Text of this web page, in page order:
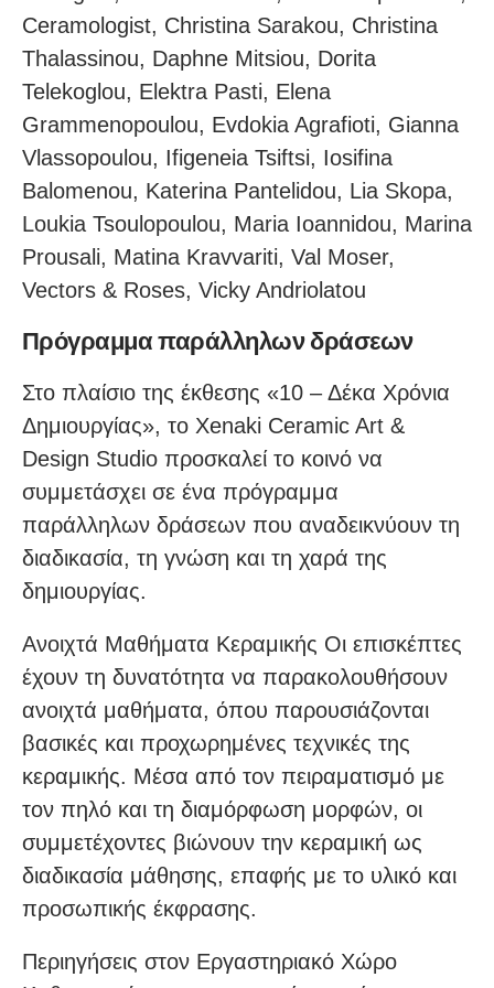
Ceramologist, Christina Sarakou, Christina
Thalassinou, Daphne Mitsiou, Dorita
Telekoglou, Elektra Pasti, Elena
Grammenopoulou, Evdokia Agrafioti, Gianna
Vlassopoulou, Ifigeneia Tsiftsi, Iosifina
Balomenou, Katerina Pantelidou, Lia Skopa,
Loukia Tsoulopoulou, Maria Ioannidou, Marina
Prousali, Matina Kravvariti, Val Moser,
Vectors & Roses, Vicky Andriolatou
Πρόγραμμα παράλληλων δράσεων
Στο πλαίσιο της έκθεσης «10 – Δέκα Χρόνια
Δημιουργίας», το Xenaki Ceramic Art &
Design Studio προσκαλεί το κοινό να
συμμετάσχει σε ένα πρόγραμμα
παράλληλων δράσεων που αναδεικνύουν τη
διαδικασία, τη γνώση και τη χαρά της
δημιουργίας.
Ανοιχτά Μαθήματα Κεραμικής Οι επισκέπτες
έχουν τη δυνατότητα να παρακολουθήσουν
ανοιχτά μαθήματα, όπου παρουσιάζονται
βασικές και προχωρημένες τεχνικές της
κεραμικής. Μέσα από τον πειραματισμό με
τον πηλό και τη διαμόρφωση μορφών, οι
συμμετέχοντες βιώνουν την κεραμική ως
διαδικασία μάθησης, επαφής με το υλικό και
προσωπικής έκφρασης.
Περιηγήσεις στον Εργαστηριακό Χώρο